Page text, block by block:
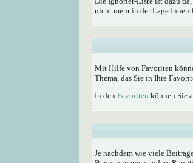
nicht mehr in der Lage Ihnen
Mit Hilfe von Favoriten
Thema, das Sie in Ihre
In den Favoriten können Sie
Je nachdem wie viele